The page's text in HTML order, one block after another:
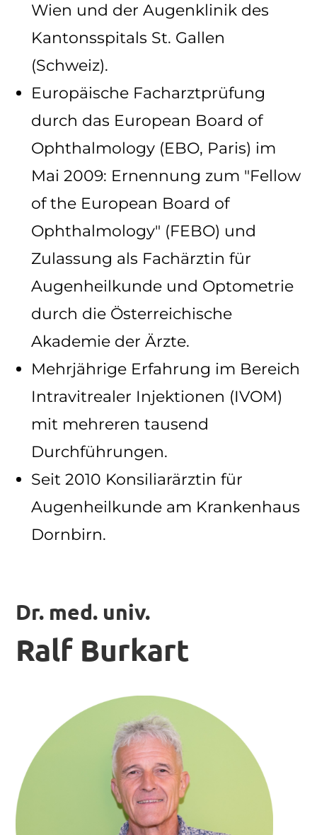
Wien und der Augenklinik des
Kantonsspitals St. Gallen
(Schweiz).
Europäische Facharztprüfung
durch das European Board of
Ophthalmology (EBO, Paris) im
Mai 2009: Ernennung zum "Fellow
of the European Board of
Ophthalmology" (FEBO) und
Zulassung als Fachärztin für
Augenheilkunde und Optometrie
durch die Österreichische
Akademie der Ärzte.
Mehrjährige Erfahrung im Bereich
Intravitrealer Injektionen (IVOM)
mit mehreren tausend
Durchführungen.
Seit 2010 Konsiliarärztin für
Augenheilkunde am Krankenhaus
Dornbirn.
Dr. med. univ.
Ralf Burkart